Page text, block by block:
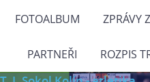
FOTOALBUM ZPRÁVY
PARTNEŘI ROZPIS